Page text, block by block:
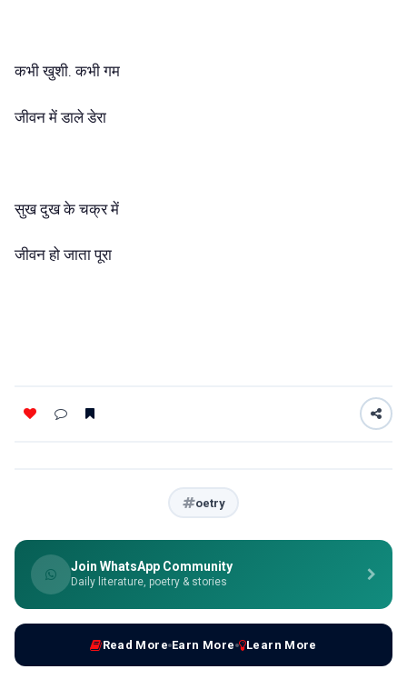
कभी खुशी. कभी गम
जीवन में डाले डेरा
सुख दुख के चक्र में
जीवन हो जाता पूरा
oetry
Join WhatsApp Community
Daily literature, poetry & stories
Read More Earn More Learn More